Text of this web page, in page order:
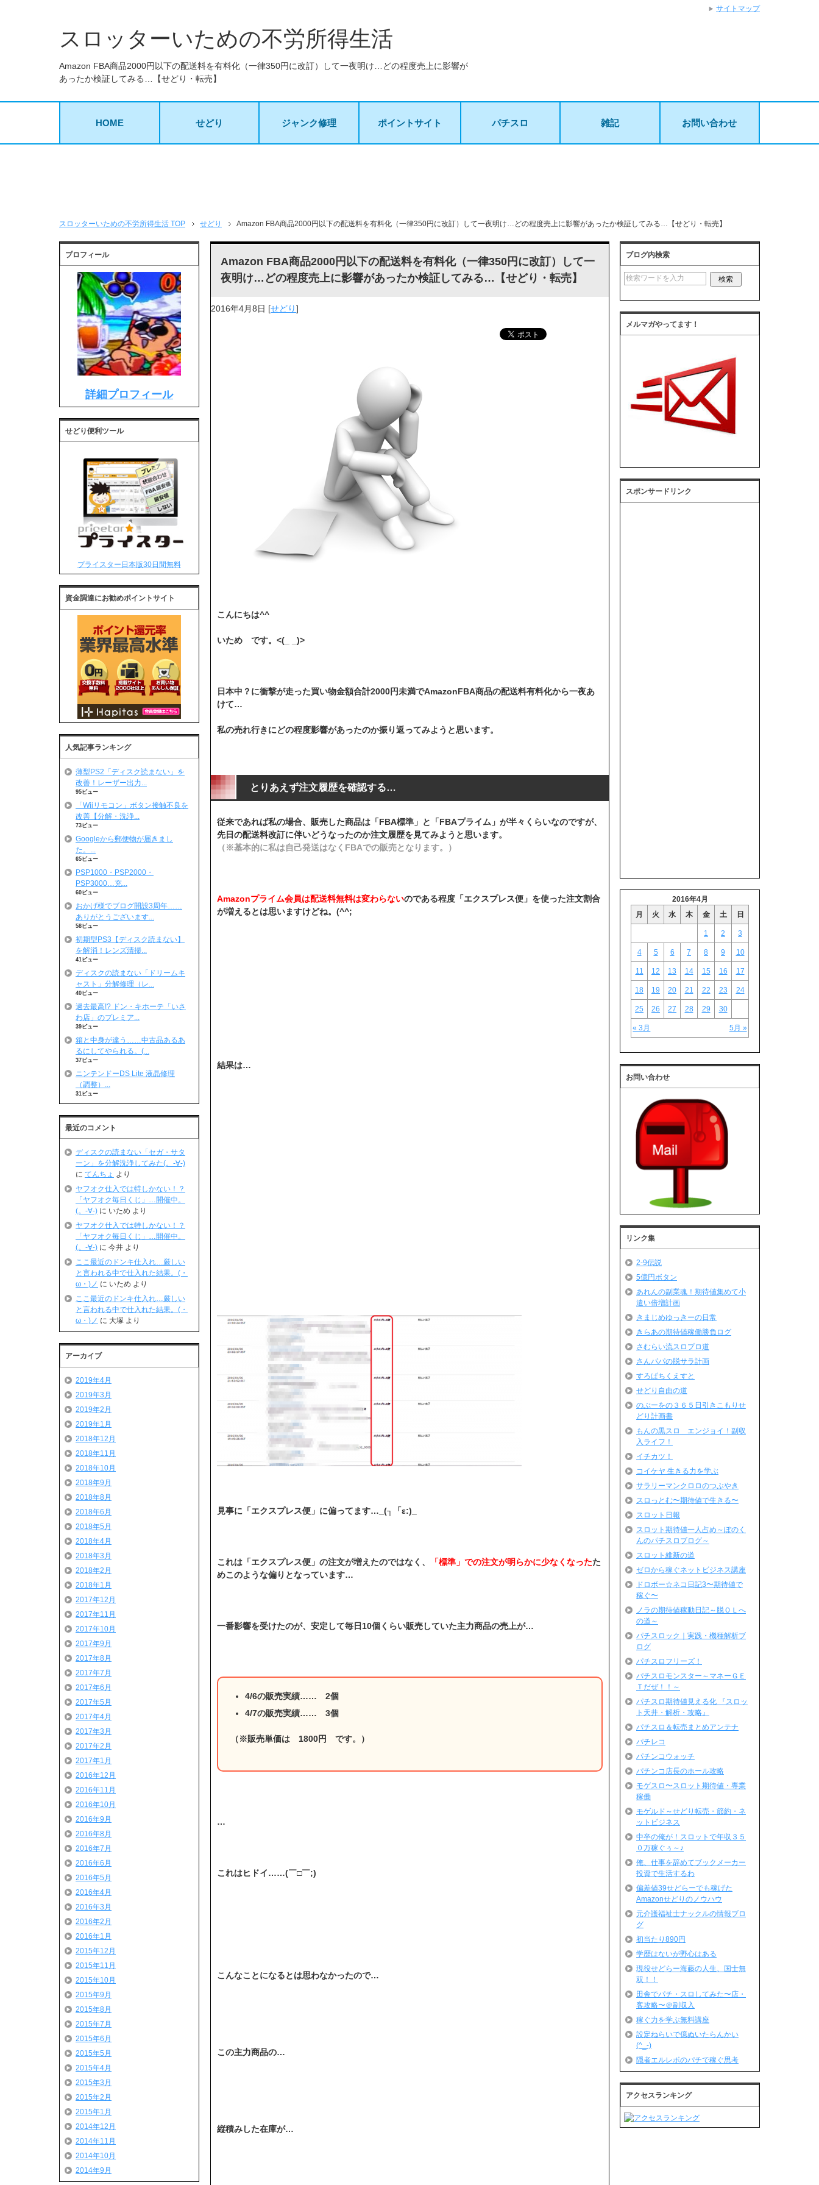
スロッターいための不労所得生活
Amazon FBA商品2000円以下の配送料を有料化（一律350円に改訂）して一夜明け…どの程度売上に影響が
あったか検証してみる…【せどり・転売】
HOME せどり ジャンク修理 ポイントサイト パチスロ 雑記 お問い合わせ
スロッターいための不労所得生活 TOP せどり Amazon FBA商品2000円以下の配送料を有料化（一律350円に改訂）して一夜明け…どの程度売上に影響があったか検証してみる…【せどり・転売】
Amazon FBA商品2000円以下の配送料を有料化（一律350円に改訂）して一
夜明け…どの程度売上に影響があったか検証してみる…【せどり・転売】
2016年4月8日 [せどり]
こんにちは^^
いため です。<(_ _)>
日本中？に衝撃が走った買い物金額合計2000円未満でAmazonFBA商品の配送料有料化から一夜あ
けて…
私の売れ行きにどの程度影響があったのか振り返ってみようと思います。
とりあえず注文履歴を確認する…
従来であれば私の場合、販売した商品は「FBA標準」と「FBAプライム」が半々くらいなのですが、
先日の配送料改訂に伴いどうなったのか注文履歴を見てみようと思います。
（※基本的に私は自己発送はなくFBAでの販売となります。）
Amazonプライム会員は配送料無料は変わらないのである程度「エクスプレス便」を使った注文割合
が増えるとは思いますけどね。(^^;
結果は…
見事に「エクスプレス便」に偏ってます…_(┐「ε:)_
これは「エクスプレス便」の注文が増えたのではなく、 「標準」での注文が明らかに少なくなったた
めこのような偏りとなっています…
一番影響を受けたのが、安定して毎日10個くらい販売していた主力商品の売上が…
4/6の販売実績…… 2個
4/7の販売実績…… 3個
（※販売単価は 1800円 です。）
…
これはヒドイ……(￣□￣;)
こんなことになるとは思わなかったので…
この主力商品の…
縦積みした在庫が…
プロフィール
詳細プロフィール
せどり便利ツール
プライスター日本版30日間無料
資金調達にお勧めポイントサイト
人気記事ランキング
薄型PS2「ディスク読まない」を
改善！レーザー出力...
95ビュー
「Wiiリモコン」ボタン接触不良を
改善【分解・洗浄...
73ビュー
Googleから郵便物が届きまし
た。...
65ビュー
PSP1000・PSP2000・
PSP3000…充...
60ビュー
おかげ様でブログ開設3周年……
ありがとうございます...
58ビュー
初期型PS3【ディスク読まない】
を解消！レンズ清掃...
41ビュー
ディスクの読まない「ドリームキ
ャスト」分解修理（レ...
40ビュー
過去最高!? ドン・キホーテ「いさ
わ店」のプレミア...
39ビュー
箱と中身が違う……中古品あるあ
るにしてやられる。(...
37ビュー
ニンテンドーDS Lite 液晶修理
（調整）...
31ビュー
最近のコメント
ディスクの読まない「セガ・サタ
ーン」を分解洗浄してみた(。-∀-)
に てんちょ より
ヤフオク仕入では特しかない！？
「ヤフオク毎日くじ」…開催中。
(。-∀-) に いため より
ヤフオク仕入では特しかない！？
「ヤフオク毎日くじ」…開催中。
(。-∀-) に 今井 より
ここ最近のドンキ仕入れ…厳しい
と言われる中で仕入れた結果。(・
ω・)ノ に いため より
ここ最近のドンキ仕入れ…厳しい
と言われる中で仕入れた結果。(・
ω・)ノ に 大塚 より
アーカイブ
2019年4月
2019年3月
2019年2月
2019年1月
2018年12月
2018年11月
2018年10月
2018年9月
2018年8月
2018年6月
2018年5月
2018年4月
2018年3月
2018年2月
2018年1月
2017年12月
2017年11月
2017年10月
2017年9月
2017年8月
2017年7月
2017年6月
2017年5月
2017年4月
2017年3月
2017年2月
2017年1月
2016年12月
2016年11月
2016年10月
2016年9月
2016年8月
2016年7月
2016年6月
2016年5月
2016年4月
2016年3月
2016年2月
2016年1月
2015年12月
2015年11月
2015年10月
2015年9月
2015年8月
2015年7月
2015年6月
2015年5月
2015年4月
2015年3月
2015年2月
2015年1月
2014年12月
2014年11月
2014年10月
2014年9月
ブログ内検索
メルマガやってます！
スポンサードリンク
2016年4月
月
火 水 木 金 土 日
« 3月 5月 »
1 2 3
4 5 6 7 8 9 10
11 12 13 14 15 16 17
18 19 20 21 22 23 24
25 26 27 28 29 30
お問い合わせ
リンク集
2-9伝説
5億円ボタン
あれんの副業魂！期待値集めて小
遣い倍増計画
きまじめゆっきーの日常
きらあの期待値稼働勝負ログ
さむらい流スロプロ道
さんパパの脱サラ計画
すろぱちくえすと
せどり自由の道
のぶーをの３６５日引きこもりせ
どり計画書
もんの黒スロ エンジョイ！副収
入ライフ！
イチカツ！
コイケヤ 生きる力を学ぶ
サラリーマンクロロのつぶやき
スロっとむ〜期待値で生きる〜
スロット日報
スロット期待値一人占め～ぽのく
んのパチスロブログ～
スロット維新の道
ゼロから稼ぐネットビジネス講座
ドロボー☆ネコ日記3〜期待値で
稼ぐ〜
ノラの期待値稼動日記～脱ＯＬへ
の道～
パチスロック｜実践・機種解析ブ
ログ
パチスロフリーズ！
パチスロモンスター～マネーＧＥ
Ｔだぜ！！～
パチスロ期待値見える化 『スロッ
ト天井・解析・攻略』
パチスロ＆転売まとめアンテナ
パチレコ
パチンコウォッチ
パチンコ店長のホール攻略
モゲスロ〜スロット期待値・専業
稼働
モゲルド～せどり転売・節約・ネ
ットビジネス
中卒の俺が！スロットで年収３５
０万稼ぐぅ～♪
俺、仕事を辞めてブックメーカー
投資で生活するわ
偏差値39せどらーでも稼げた
Amazonせどりのノウハウ
元介護福祉士ナックルの情報ブロ
グ
初当たり890円
学歴はないが野心はある
現役せどらー海藤の人生、国士無
双！！
田舎でパチ・スロしてみた〜店・
客攻略〜＠副収入
稼ぐ力を学ぶ無料講座
設定ねらいで億ぬいたらんかい
(^_-)
隠者エルレボのパチで稼ぐ思考
アクセスランキング
サイトマップ